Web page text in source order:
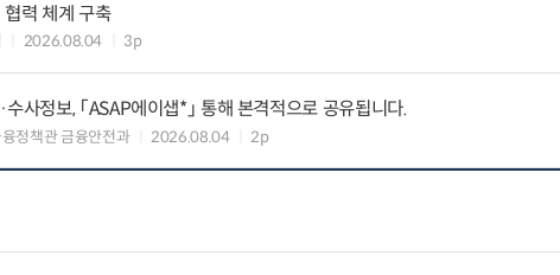
협력 체계 구축
2026.08.04 3p
사정보, 「ASAP에이샙*」 통해 본격적으로 공유됩니다.
정책관 금융안전과 2026.08.04 2p